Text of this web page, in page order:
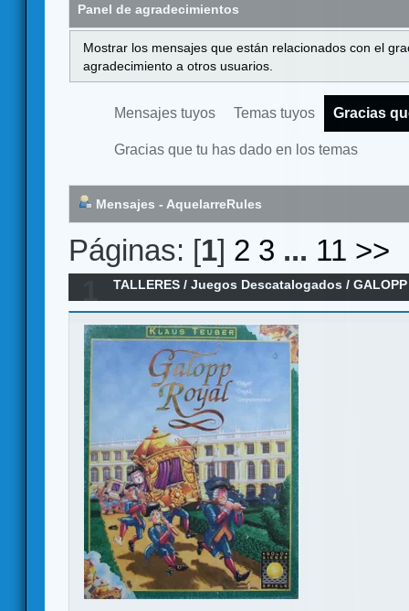
Panel de agradecimientos
Mostrar los mensajes que están relacionados con el
agradecimiento a otros usuarios.
Mensajes tuyos Temas tuyos Gracias
Gracias que tu has dado en los temas
Mensajes - AquelarreRules
Páginas: [1] 2 3 ... 11 >>
TALLERES /Juegos Descatalogados /
1995) Reglamento en español - Rediseño